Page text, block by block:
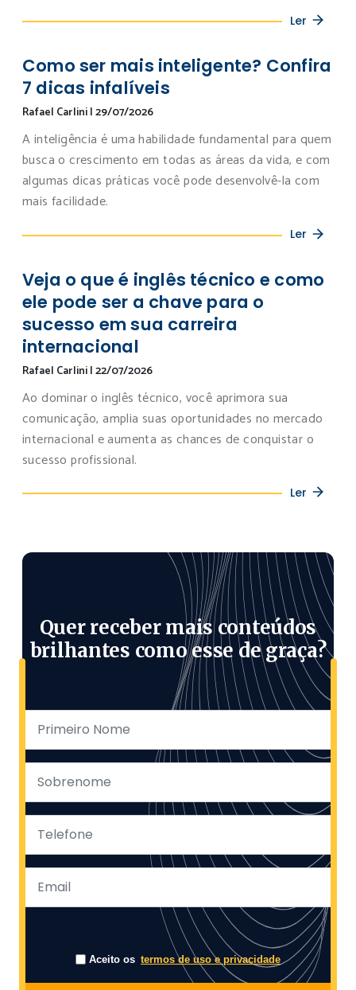
Ler
Como ser mais inteligente? Confira
7 dicas infalíveis
Rafael Carlini|29/07/2026
A inteligência é uma habilidade fundamental para quem
busca o crescimento em todas as áreas da vida, e com
algumas dicas práticas você pode desenvolvê-la com
mais facilidade.
Ler
Veja o que é inglês técnico e como
ele pode ser a chave para o
sucesso em sua carreira
internacional
Rafael Carlini|22/07/2026
Ao dominar o inglês técnico, você aprimora sua
comunicação, amplia suas oportunidades no mercado
internacional e aumenta as chances de conquistar o
sucesso profissional.
Ler
Quer receber mais conteúdos
brilhantes como esse de graça?
Aceito os termos de uso e privacidade